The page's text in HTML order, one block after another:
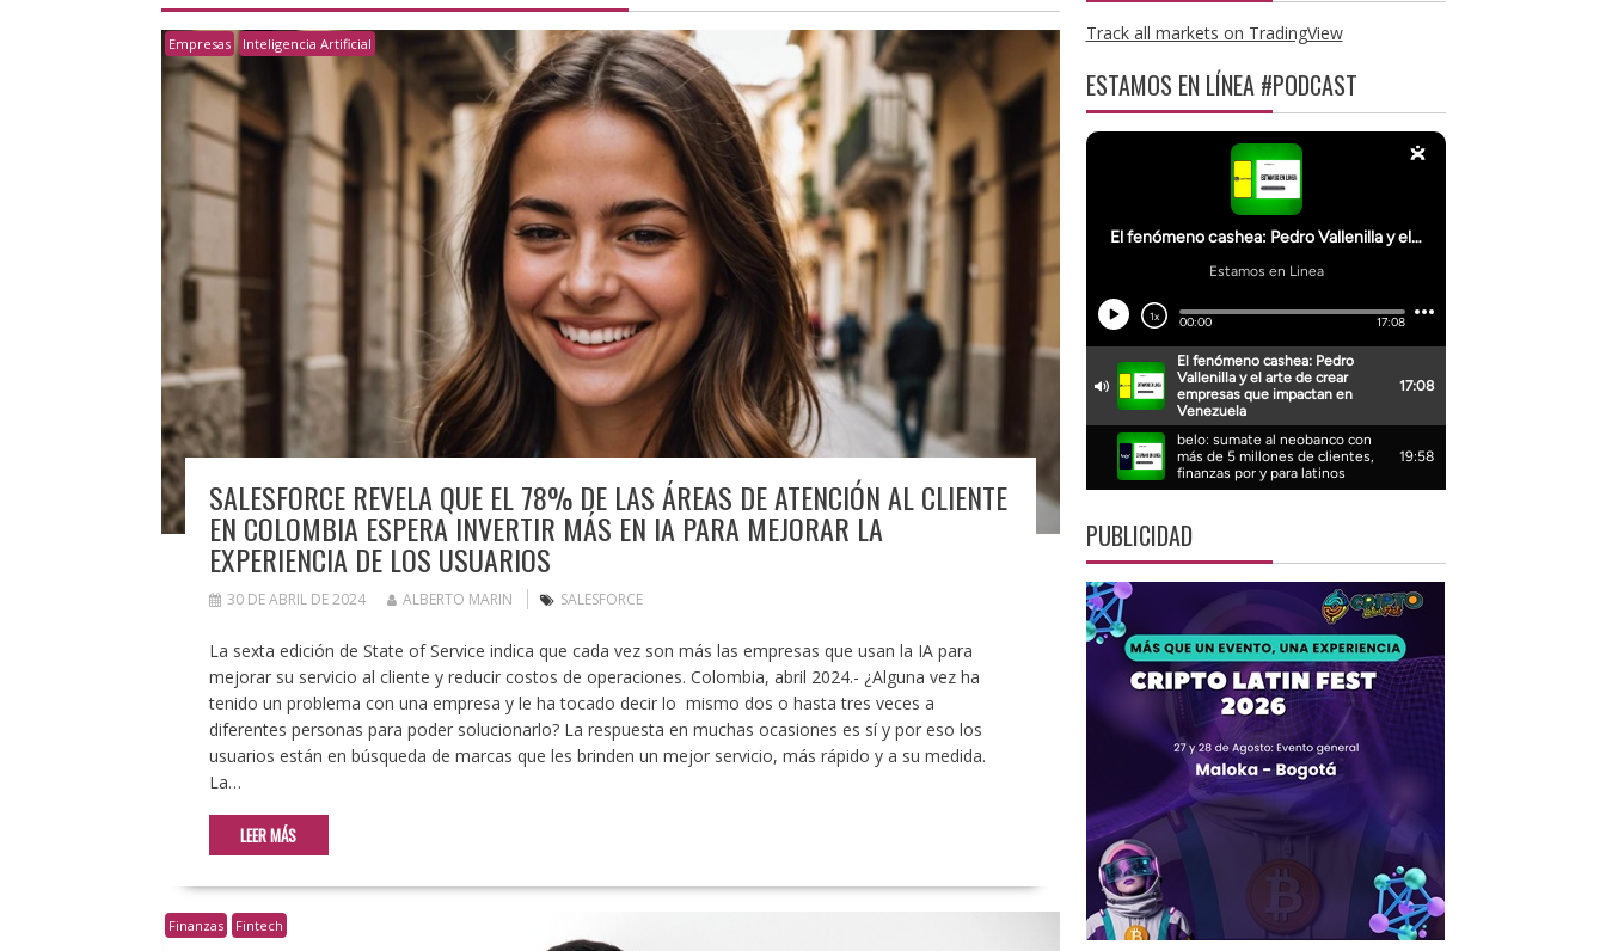
Empresas Inteligencia Artificial
SALESFORCE REVELA QUE EL 78% DE LAS ÁREAS DE ATENCIÓN AL CLIENTE
EN COLOMBIA ESPERA INVERTIR MÁS EN IA PARA MEJORAR LA
EXPERIENCIA DE LOS USUARIOS
30 DE ABRIL DE 2024 ALBERTO MARIN SALESFORCE
La sexta edición de State of Service indica que cada vez son más las empresas que usan la IA para
mejorar su servicio al cliente y reducir costos de operaciones. Colombia, abril 2024.- ¿Alguna vez ha
tenido un problema con una empresa y le ha tocado decir lo mismo dos o hasta tres veces a
diferentes personas para poder solucionarlo? La respuesta en muchas ocasiones es sí y por eso los
usuarios están en búsqueda de marcas que les brinden un mejor servicio, más rápido y a su medida.
La…
LEER MÁS
Finanzas Fintech
Track all markets on TradingView
ESTAMOS EN LÍNEA #PODCAST
PUBLICIDAD